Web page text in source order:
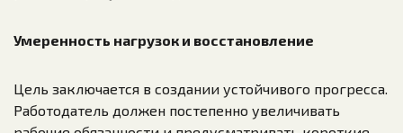
Умеренность нагрузок и восстановление
Цель заключается в создании устойчивого прогресса.
Работодатель должен постепенно увеличивать